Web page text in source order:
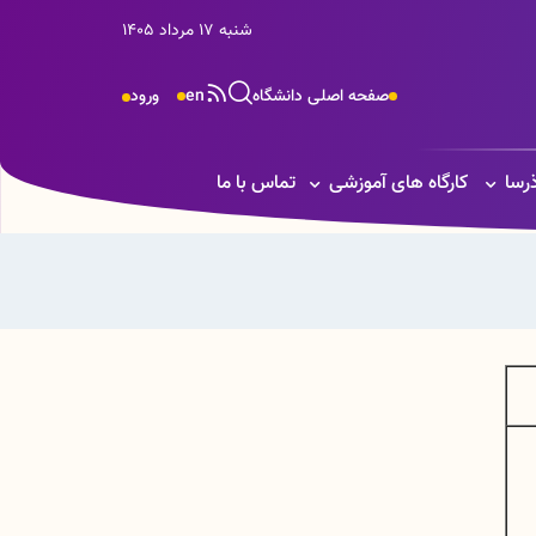
شنبه 17 مرداد 1405
ورود en صفحه اصلی دانشگاه
کارگاه های آموزشی تماس با ما